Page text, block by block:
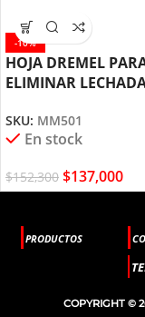
-10%
HOJA DREMEL
ELIMINAR
OSCILANTE (MM501)
SKU: MM501
En stock
$152,300 $137,000
PRODUCTOS
COPYRIGHT ©